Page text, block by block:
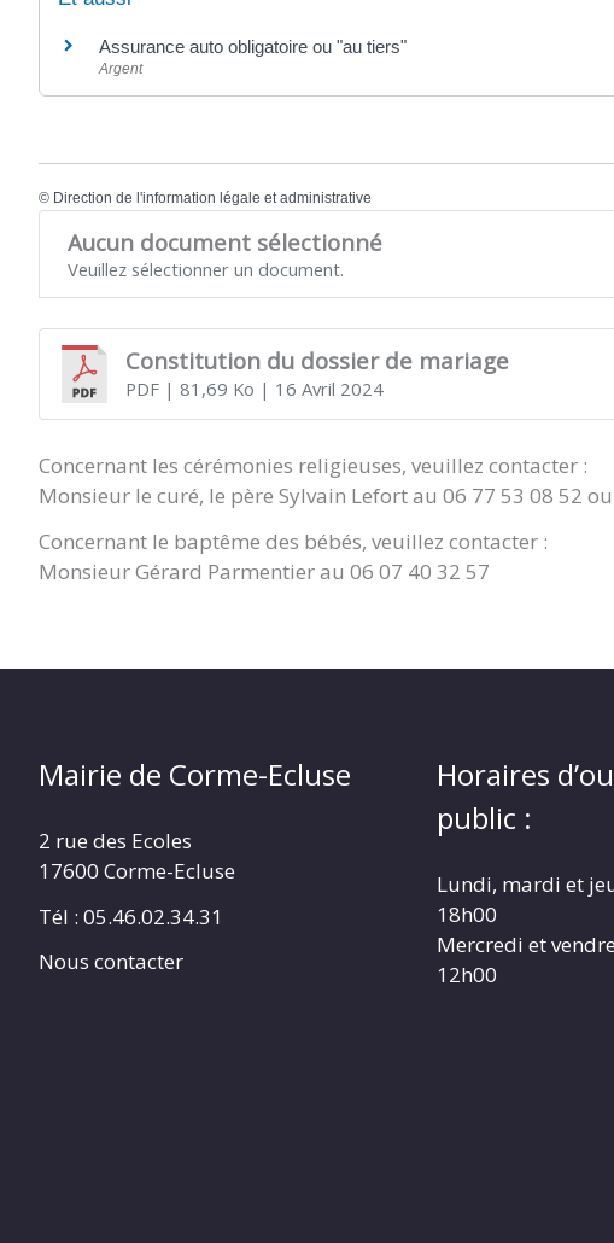
Assurance auto obligatoire ou "au tiers"
Argent
© Direction de l'information légale et administrative
Aucun document sélectionné
Veuillez sélectionner un document.
Constitution du dossier de mariage
PDF| 81,69 Ko | 16 Avril 2024
Concernant les cérémonies religieuses, veuillez contacter :
Monsieur le curé, le père Sylvain Lefort au 06 77 53 08 52
Concernant le baptême des bébés, veuillez contacter :
Monsieur Gérard Parmentier au 06 07 40 32 57
Mairie de Corme-Ecluse
2 rue des Ecoles
17600 Corme-Ecluse
Tél : 05.46.02.34.31
Nous contacter
Horaires
public :
Lundi, mardi et
18h00
Mercredi et
12h00